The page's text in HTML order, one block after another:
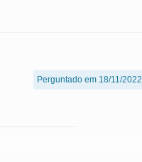
Perguntado em 18/11/2022